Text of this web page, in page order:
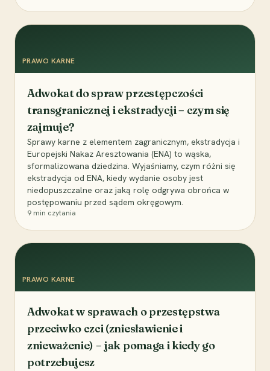
PRAWO KARNE
Adwokat do spraw przestępczości
transgranicznej i ekstradycji – czym się
zajmuje?
Sprawy karne z elementem zagranicznym, ekstradycja i
Europejski Nakaz Aresztowania (ENA) to wąska,
sformalizowana dziedzina. Wyjaśniamy, czym różni się
ekstradycja od ENA, kiedy wydanie osoby jest
niedopuszczalne oraz jaką rolę odgrywa obrońca w
postępowaniu przed sądem okręgowym.
9 min czytania
PRAWO KARNE
Adwokat w sprawach o przestępstwa
przeciwko czci (zniesławienie i
znieważenie) – jak pomaga i kiedy go
potrzebujesz